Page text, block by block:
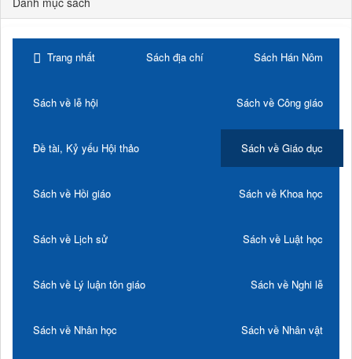
Trang nhất Sách địa chí Sách Hán Nôm
Sách về lễ hội Sách về Công giáo
Đề tài, Kỷ yếu Hội thảo Sách về Giáo dục
Sách về Hồi giáo Sách về Khoa học
Sách về Lịch sử Sách về Luật học
Sách về Lý luận tôn giáo Sách về Nghi lễ
Sách về Nhân học Sách về Nhân vật